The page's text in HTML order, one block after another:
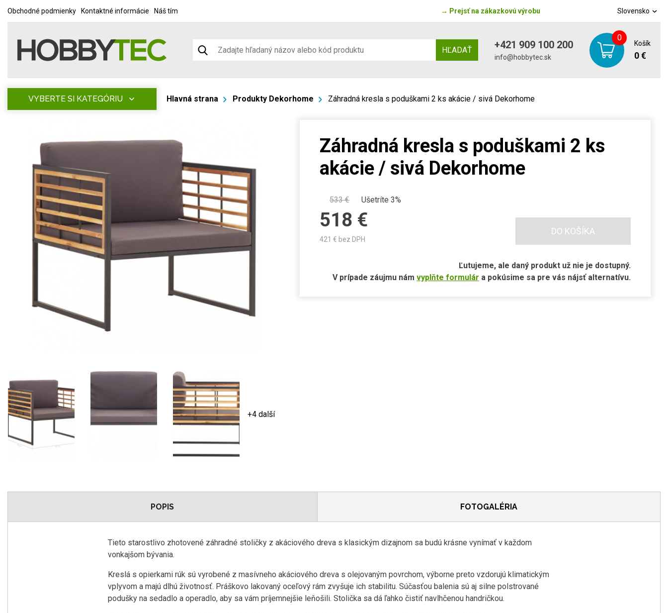
Obchodné podmienky Kontaktné informácie Náš tím → Prejsť na zákazkovú výrobu Slovensko
HĽADAŤ +421 909 100 200
info@hobbytec.sk
0
Košík
0 €
VYBERTE SI KATEGÓRIU Hlavná strana Produkty Dekorhome Záhradná kresla s poduškami 2 ks akácie / sivá Dekorhome
+4 další
Záhradná kresla s poduškami 2 ks
akácie / sivá Dekorhome
533€ Ušetríte 3%
518 €
421 € bez DPH
DO KOŠÍKA
Ľutujeme, ale daný produkt už nie je dostupný.
V prípade záujmu nám vyplňte formulár a pokúsime sa pre vás nájsť alternatívu.
POPIS FOTOGALÉRIA
Tieto starostlivo zhotovené záhradné stoličky z akáciového dreva s klasickým dizajnom sa budú krásne vynímať v každom
vonkajšom bývania.
Kreslá s opierkami rúk sú vyrobené z masívneho akáciového dreva s olejovaným povrchom, výborne preto vzdorujú klimatickým
vplyvom a majú dlhú životnosť. Práškovo lakovaný oceľový rám zvyšuje ich stabilitu. Súčasťou balenia sú aj silne polstrované
podušky na sedadlo a operadlo, aby sa vám príjemnejšie leňošili. Stolička sa dá ľahko čistiť navlhčenou handričkou.